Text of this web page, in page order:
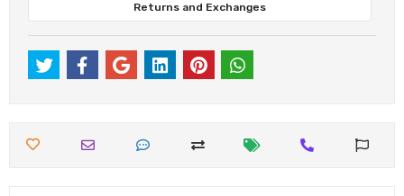
Returns and Exchanges